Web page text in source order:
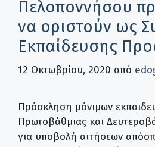
Πελοποννήσου
να οριστούν ως
Εκπαίδευσης
12 Οκτωβρίου, 2020 από
Πρόσκληση μόνιμων
Πρωτοβάθμιας και
για υποβολή αιτήσεων